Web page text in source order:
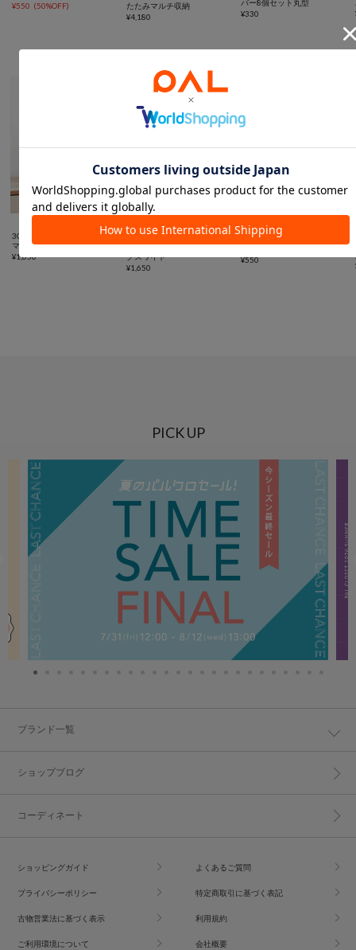
¥550 (50%OFF)
たたみマルチ収納
¥4,180
バー8個セット丸型
¥330

3COINS
マルチクリアボックス棚付き
¥1,650

3COINS
《2WAY》マルチクリアボッ
クスワイド
¥1,650
SALE 
3COINS
¥550
PICK UP
ブランド一覧
ショップブログ
コーディネート
ショッピングガイド よくあるご質問
プライバシーポリシー 特定商取引に基づく表記
古物営業法に基づく表示 利用規約
ご利用環境について 会社概要